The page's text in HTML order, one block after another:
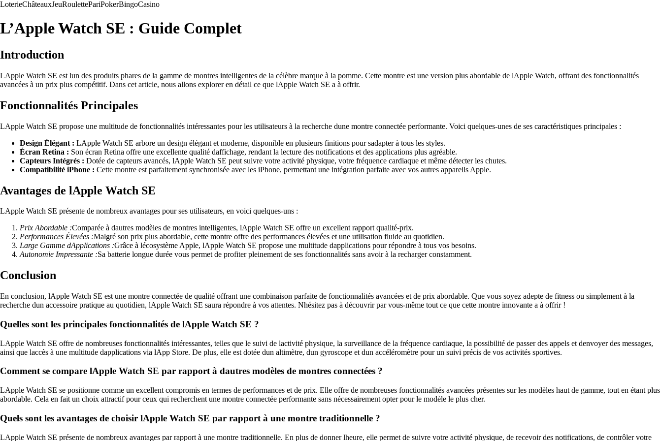
LoterieChâteauxJeuRoulettePariPokerBingoCasino
L’Apple Watch SE : Guide Complet
Introduction
LApple Watch SE est lun des produits phares de la gamme de montres intelligentes de la célèbre marque à la pomme. Cette montre est une version plus abordable de lApple Watch, offrant des fonctionnalités
avancées à un prix plus compétitif. Dans cet article, nous allons explorer en détail ce que lApple Watch SE a à offrir.
Fonctionnalités Principales
LApple Watch SE propose une multitude de fonctionnalités intéressantes pour les utilisateurs à la recherche dune montre connectée performante. Voici quelques-unes de ses caractéristiques principales :
Design Élégant : LApple Watch SE arbore un design élégant et moderne, disponible en plusieurs finitions pour sadapter à tous les styles.
Écran Retina : Son écran Retina offre une excellente qualité daffichage, rendant la lecture des notifications et des applications plus agréable.
Capteurs Intégrés : Dotée de capteurs avancés, lApple Watch SE peut suivre votre activité physique, votre fréquence cardiaque et même détecter les chutes.
Compatibilité iPhone : Cette montre est parfaitement synchronisée avec les iPhone, permettant une intégration parfaite avec vos autres appareils Apple.
Avantages de lApple Watch SE
LApple Watch SE présente de nombreux avantages pour ses utilisateurs, en voici quelques-uns :
Prix Abordable :Comparée à dautres modèles de montres intelligentes, lApple Watch SE offre un excellent rapport qualité-prix.
Performances Élevées :Malgré son prix plus abordable, cette montre offre des performances élevées et une utilisation fluide au quotidien.
Large Gamme dApplications :Grâce à lécosystème Apple, lApple Watch SE propose une multitude dapplications pour répondre à tous vos besoins.
Autonomie Impressante :Sa batterie longue durée vous permet de profiter pleinement de ses fonctionnalités sans avoir à la recharger constamment.
Conclusion
En conclusion, lApple Watch SE est une montre connectée de qualité offrant une combinaison parfaite de fonctionnalités avancées et de prix abordable. Que vous soyez adepte de fitness ou simplement à la
recherche dun accessoire pratique au quotidien, lApple Watch SE saura répondre à vos attentes. Nhésitez pas à découvrir par vous-même tout ce que cette montre innovante a à offrir !
Quelles sont les principales fonctionnalités de lApple Watch SE ?
LApple Watch SE offre de nombreuses fonctionnalités intéressantes, telles que le suivi de lactivité physique, la surveillance de la fréquence cardiaque, la possibilité de passer des appels et denvoyer des messages,
ainsi que laccès à une multitude dapplications via lApp Store. De plus, elle est dotée dun altimètre, dun gyroscope et dun accéléromètre pour un suivi précis de vos activités sportives.
Comment se compare lApple Watch SE par rapport à dautres modèles de montres connectées ?
LApple Watch SE se positionne comme un excellent compromis en termes de performances et de prix. Elle offre de nombreuses fonctionnalités avancées présentes sur les modèles haut de gamme, tout en étant plus
abordable. Cela en fait un choix attractif pour ceux qui recherchent une montre connectée performante sans nécessairement opter pour le modèle le plus cher.
Quels sont les avantages de choisir lApple Watch SE par rapport à une montre traditionnelle ?
LApple Watch SE présente de nombreux avantages par rapport à une montre traditionnelle. En plus de donner lheure, elle permet de suivre votre activité physique, de recevoir des notifications, de contrôler votre